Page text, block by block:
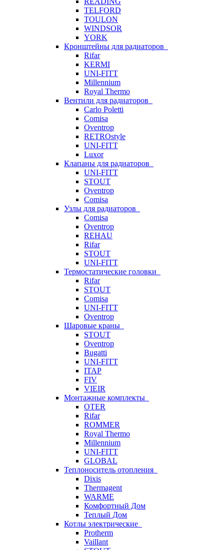
TELFORD
TOULON
WINDSOR
YORK
Кронштейны для радиаторов
Rifar
KERMI
UNI-FITT
Millennium
Royal Thermo
Вентили для радиаторов
Carlo Poletti
Comisa
Oventrop
RETROstyle
UNI-FITT
Luxor
Клапаны для радиаторов
UNI-FITT
STOUT
Oventrop
Comisa
Узлы для радиаторов
Comisa
Oventrop
REHAU
Rifar
STOUT
UNI-FITT
Термостатические головки
Rifar
STOUT
Comisa
UNI-FITT
Oventrop
Шаровые краны
STOUT
Oventrop
Bugatti
UNI-FITT
ITAP
FIV
VIEIR
Монтажные комплекты
OTER
Rifar
ROMMER
Royal Thermo
Millennium
UNI-FITT
GLOBAL
Теплоноситель отопления
Dixis
Thermagent
WARME
Комфортный Дом
Теплый Дом
Котлы электрические
Protherm
Vaillant